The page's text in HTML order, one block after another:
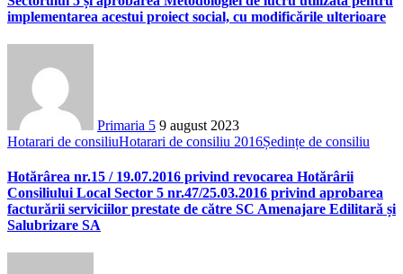
implementarea acestui proiect social, cu modificările ulterioare
Primaria 5 9 august 2023
Hotarari de consiliuHotarari de consiliu 2016Ședințe de consiliu
Hotărârea nr.15 / 19.07.2016 privind revocarea Hotărârii
Consiliului Local Sector 5 nr.47/25.03.2016 privind aprobarea
facturării serviciilor prestate de către SC Amenajare Edilitară și
Salubrizare SA